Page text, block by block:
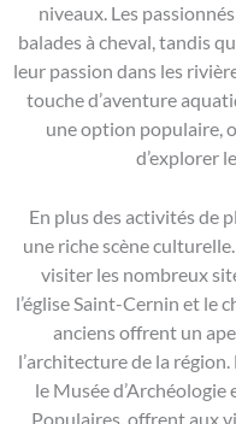
niveaux. Les
balades à cheval, tandis
leur passion dans les
touche d’aventure
une option populaire,
d’explorer
En plus des activités de
une riche scène
visiter les nombreux
l’église Saint-Cernin et le
anciens offrent un
l’architecture de la
le Musée
Populaires, offrent aux